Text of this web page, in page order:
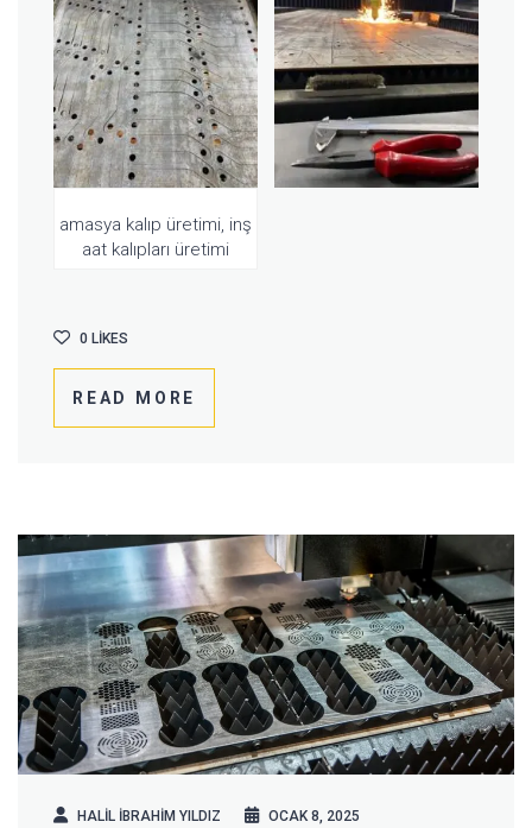
amasya kalıp üretimi, inş
aat kalıpları üretimi
READ MORE
0 LIKES
HALIL IBRAHIM YILDIZ
OCAK 8, 2025